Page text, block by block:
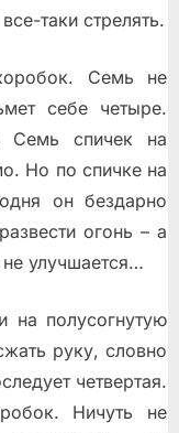
таки стрелять.
Семь не
себе четыре.
спичек на
Но по спичке на
он бездарно
огонь – а
улучшается…
на полусогнутую
руку, словно
четвертая.
Ничуть не